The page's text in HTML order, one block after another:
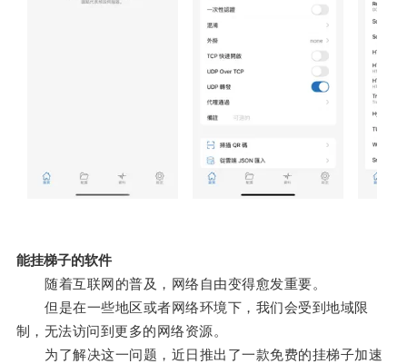
能挂梯子的软件
随着互联网的普及，网络自由变得愈发重要。
但是在一些地区或者网络环境下，我们会受到地域限
制，无法访问到更多的网络资源。
为了解决这一问题，近日推出了一款免费的挂梯子加速